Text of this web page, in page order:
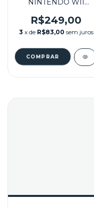
NINTENDO WII
SEMINOVO - WII
R$249,00
3 x de R$83,00 sem juros